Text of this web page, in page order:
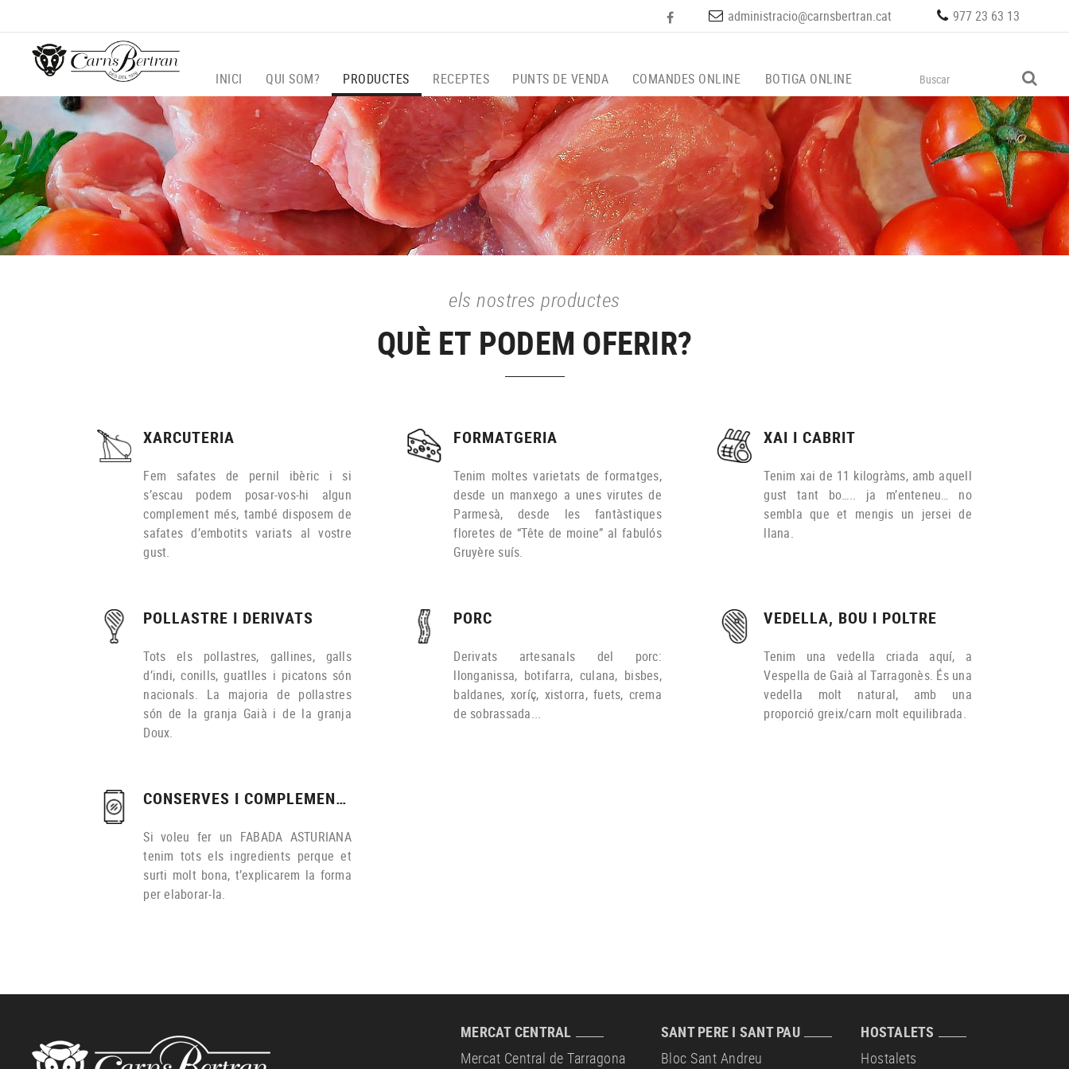
977 23 63 13
administracio@carnsbertran.cat
INICI QUI SOM? PRODUCTES RECEPTES PUNTS DE VENDA COMANDES ONLINE BOTIGA ONLINE
els nostres productes
QUÈ ET PODEM OFERIR?
XARCUTERIA
Fem safates de pernil ibèric i si
s’escau podem posar-vos-hi algun
complement més, també disposem de
safates d’embotits variats al vostre
gust.
FORMATGERIA
Tenim moltes varietats de formatges,
desde un manxego a unes virutes de
Parmesà, desde les fantàstiques
floretes de “Tête de moine” al fabulós
Gruyère suís.
XAI I CABRIT
Tenim xai de 11 kilogràms, amb aquell
gust tant bo….. ja m’enteneu… no
sembla que et mengis un jersei de
llana.
POLLASTRE I DERIVATS
Tots els pollastres, gallines, galls
d’indi, conills, guatlles i picatons són
nacionals. La majoria de pollastres
són de la granja Gaià i de la granja
Doux.
PORC
Derivats artesanals del porc:
llonganissa, botifarra, culana, bisbes,
baldanes, xoríç, xistorra, fuets, crema
de sobrassada...
VEDELLA, BOU I POLTRE
Tenim una vedella criada aquí, a
Vespella de Gaià al Tarragonès. És una
vedella molt natural, amb una
proporció greix/carn molt equilibrada.
CONSERVES I COMPLEMENTS
Si voleu fer un FABADA ASTURIANA
tenim tots els ingredients perque et
surti molt bona, t’explicarem la forma
per elaborar-la.
MERCAT CENTRAL
Mercat Central de Tarragona
SANT PERE I SANT PAU
Bloc Sant Andreu
HOSTALETS
Hostalets